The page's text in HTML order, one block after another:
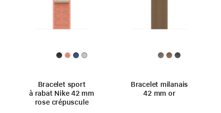
Bracelet sport
à rabat Nike 42 mm
rose crépuscule
Bracelet milanais
42 mm or